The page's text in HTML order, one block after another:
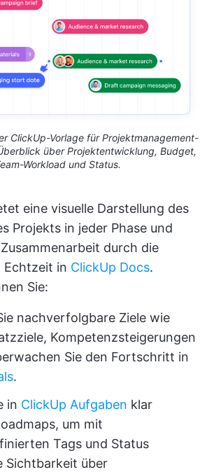
ClickUp-Vorlage für Projektmanagement-
über Projektentwicklung, Budget,
Workload und Status.
eine visuelle Darstellung des
Projekts in jeder Phase und
durch die
Echtzeit in ClickUp Docs.
Sie:
nachverfolgbare Ziele wie
Kompetenzsteigerungen
Sie den Fortschritt in
.
in ClickUp Aufgaben klar
um mit
Tags und Status
Sichtbarkeit über